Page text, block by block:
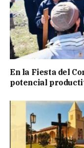
En la Fiesta del
potencial